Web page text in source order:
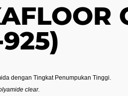
dengan Tingkat Penumpukan Tinggi.
clear.